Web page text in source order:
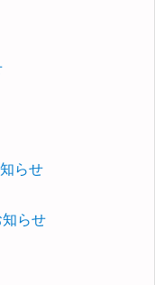
らせ
知らせ